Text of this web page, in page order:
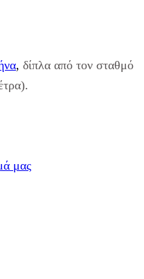
, δίπλα από τον σταθμό
μας